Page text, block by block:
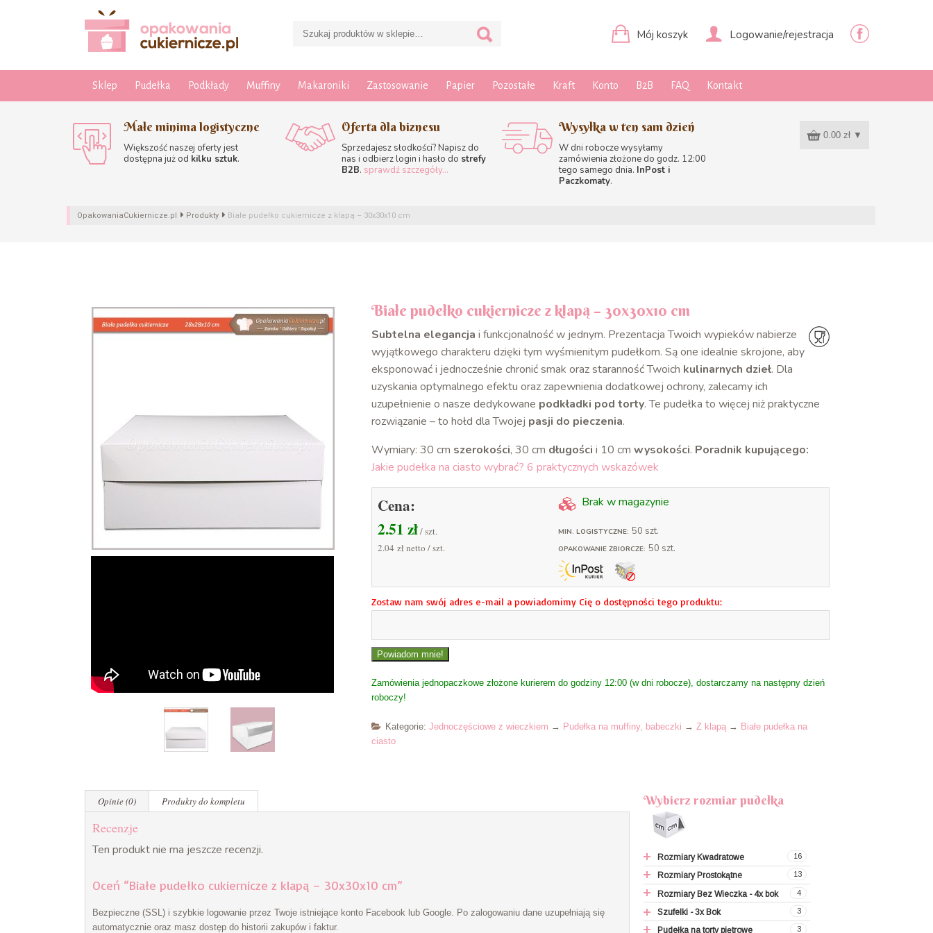
Mój koszyk Logowanie/rejestracja
Sklep Pudełka Podkłady Muffiny Makaroniki Zastosowanie Papier Pozostałe Kraft Konto B2B FAQ Kontakt
Małe minima logistyczne
Większość naszej oferty jest
dostępna już od kilku sztuk.
Oferta dla biznesu
Sprzedajesz słodkości? Napisz do
nas i odbierz login i hasło do strefy
B2B. sprawdź szczegóły...
Wysyłka w ten sam dzień
W dni robocze wysyłamy
zamówienia złożone do godz. 12:00
tego samego dnia. InPost i
Paczkomaty.
OpakowaniaCukiernicze.pl Produkty Białe pudełko cukiernicze z klapą – 30x30x10 cm
0.00 zł ▼
Białe pudełko cukiernicze z klapą – 30x30x10 cm
Subtelna elegancja i funkcjonalność w jednym. Prezentacja Twoich wypieków nabierze
wyjątkowego charakteru dzięki tym wyśmienitym pudełkom. Są one idealnie skrojone, aby
eksponować i jednocześnie chronić smak oraz staranność Twoich kulinarnych dzieł. Dla
uzyskania optymalnego efektu oraz zapewnienia dodatkowej ochrony, zalecamy ich
uzupełnienie o nasze dedykowane podkładki pod torty. Te pudełka to więcej niż praktyczne
rozwiązanie – to hołd dla Twojej pasji do pieczenia.
Wymiary: 30 cm szerokości, 30 cm długości i 10 cm wysokości. Poradnik kupującego:
Jakie pudełka na ciasto wybrać? 6 praktycznych wskazówek
Cena:
2.51zł/ szt.
2.04 złnetto / szt.
Brak w magazynie
MIN. LOGISTYCZNE: 50 szt.
OPAKOWANIE ZBIORCZE: 50 szt.
Zostaw nam swój adres e-mail a powiadomimy Cię o dostępności tego produktu:
Zamówienia jednopaczkowe złożone kurierem do godziny 12:00 (w dni robocze), dostarczamy na następny dzień
roboczy!
Kategorie: Jednoczęściowe z wieczkiem → Pudełka na muffiny, babeczki → Z klapą→ Białe pudełka na
ciasto
Opinie (0) Produkty do kompletu
Recenzje
Ten produkt nie ma jeszcze recenzji.
Oceń “Białe pudełko cukiernicze z klapą – 30x30x10 cm”
Bezpieczne (SSL) i szybkie logowanie przez Twoje istniejące konto Facebook lub Google. Po zalogowaniu dane uzupełniają się
automatycznie oraz masz dostęp do historii zakupów i faktur.
Wybierz rozmiar pudełka
16
Rozmiary Kwadratowe
9x9x9,5 cm
12x12x7 cm
18x18x9~12 cm
20x20x10~12 cm
13
Rozmiary Prostokątne
9x4,5x4,5 cm (makaroniki)
19x4,5x4,5 cm (makaroniki)
19x9x4,5 cm (makaroniki)
4
Rozmiary Bez Wieczka - 4x bok
18x14x5 cm
21x13x5,5 cm
3
Szufelki - 3x Bok
C3 → 13x12x6 cm
3
Pudełka na torty piętrowe